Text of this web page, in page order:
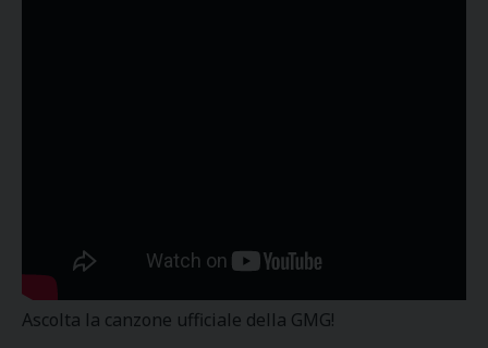
Ascolta la canzone ufficiale della GMG!